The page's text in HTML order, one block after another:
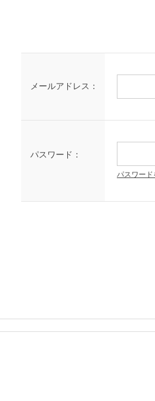
メールアドレス：
パスワード：
パスワード